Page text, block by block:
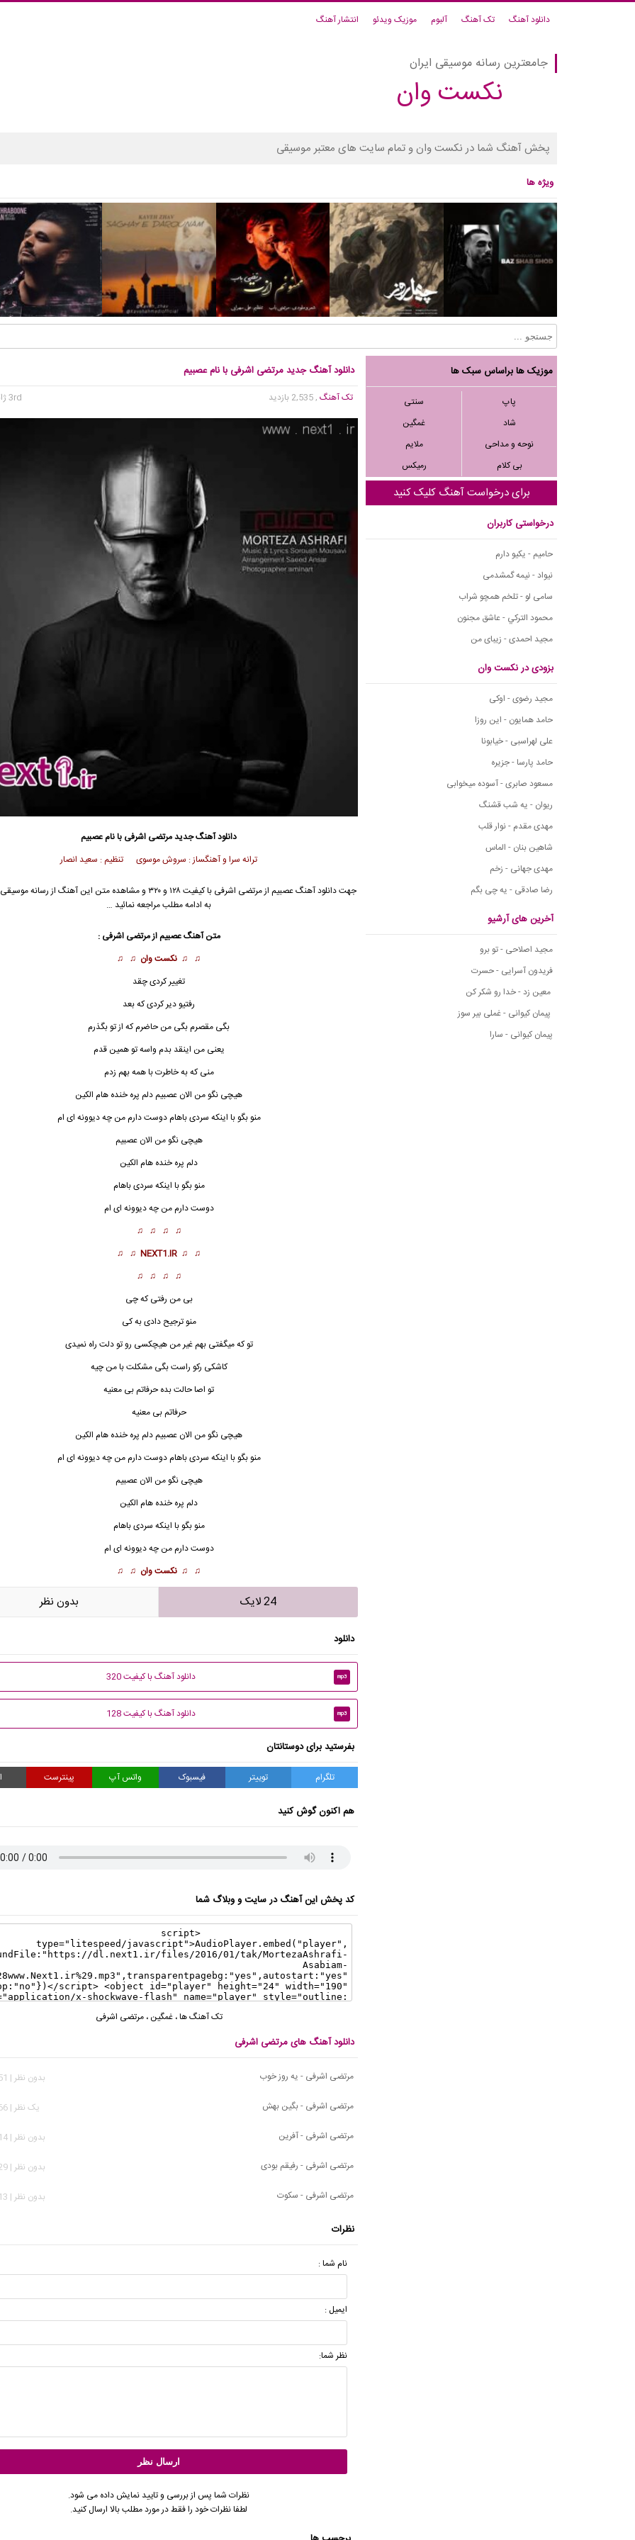
دانلود آهنگ تک آهنگ آلبوم موزیک ویدئو انتشار آهنگ
جامعترین رسانه موسیقی ایران
نکست وان
پخش آهنگ شما در نکست وان و تمام سایت های معتبر موسیقی
ویژه ها
موزیک ها براساس سبک ها
پاپ
سنتی
شاد
غمگین
نوحه و مداحی
ملایم
بی کلام
رمیکس
برای درخواست آهنگ کلیک کنید
درخواستی کاربران
حامیم - یکیو دارم
نیواد - نیمه گمشدمی
سامی لو - تلخم همچو شراب
محمود التركي - عاشق مجنون
مجید احمدی - زیبای من
بزودی در نکست وان
مجید رضوی - اوکی
حامد همایون - این روزا
علی لهراسبی - خیابونا
حامد پارسا - جزیره
مسعود صابری - آسوده میخوابی
ریوان - یه شب قشنگ
مهدی مقدم - نوار قلب
شاهین بنان - الماس
مهدی جهانی - زخم
رضا صادقی - یه چی بگم
آخرین های آرشیو
مجید اصلاحی - تو برو
فریدون آسرایی - حسرت
معین زد - خدا رو شکر کن
پیمان کیوانی - غملی بیر سوز
پیمان کیوانی - سارا
دانلود آهنگ جدید مرتضی اشرفی با نام عصبیم
تک آهنگ, 2,535 بازدید 3rd ژانویه 2016
دانلود آهنگ جدیدمرتضی اشرفی با نام عصبیم
ترانه سرا و آهنگساز : سروش موسوی تنظیم : سعید انصار
جهت دانلود آهنگ عصبیم ازمرتضی اشرفی
با کیفیت ۱۲۸ و ۳۲۰ و مشاهده متن این آهنگ از رسانه
به ادامه مطلب مراجعه نمائید …
متن آهنگ عصبیم ازمرتضی اشرفی :
♫ ♫ نکست وان ♫ ♫
تغییر کردی چقد
رفتیو دیر کردی که بعد
بگی مقصرم بگی من حاضرم که از تو بگذرم
یعنی من اینقد بدم واسه تو همین قدم
منی که به خاطرت با همه بهم زدم
هیچی نگو من الان عصبیم دلم پره خنده هام الکین
منو بگو با اینکه سردی باهام دوست دارم من چه دیوونه ای ام
هیچی نگو من الان عصبیم
دلم پره خنده هام الکین
منو بگو با اینکه سردی باهام
دوست دارم من چه دیوونه ای ام
♫ ♫ ♫ ♫
♫ ♫
NEXT1.IR
♫ ♫
♫ ♫ ♫ ♫
بی من رفتی که چی
منو ترجیح دادی به کی
تو که میگفتی بهم غیر من هیچکسی رو تو دلت راه نمیدی
کاشکی رکو راست بگی مشکلت با من چیه
تو اصا حالت بده حرفاتم بی معنیه
حرفاتم بی معنیه
هیچی نگو من الان عصبیم دلم پره خنده هام الکین
منو بگو با اینکه سردی باهام دوست دارم من چه دیوونه ای ام
هیچی نگو من الان عصبیم
دلم پره خنده هام الکین
منو بگو با اینکه سردی باهام
دوست دارم من چه دیوونه ای ام
♫ ♫ نکست وان ♫ ♫
24 لایک بدون نظر
دانلود
mp3 دانلود آهنگ با کیفیت 320
mp3 دانلود آهنگ با کیفیت 128
بفرستید برای دوستانتان
تلگرام توییتر فیسبوک واتس آپ پینترست
هم اکنون گوش کنید
کد پخش این آهنگ در سایت و وبلاگ شما
تک آهنگ ها،غمگین ،مرتضی اشرفی
دانلود آهنگ های مرتضی اشرفی
مرتضی اشرفی - یه روز خوب
بدون نظر | 2,651 بازدید
مرتضی اشرفی - بگین بهش
يک نظر | 5,266 بازدید
مرتضی اشرفی - آفرین
بدون نظر | 1,914 بازدید
مرتضی اشرفی - رفیقم بودی
بدون نظر | 3,629 بازدید
مرتضی اشرفی - سکوت
بدون نظر | 2,213 بازدید
نظرات
نام شما :
ایمیل :
نظر شما:
نظرات شما پس از بررسی و تایید نمایش داده می شود.
لطفا نظرات خود را فقط در مورد مطلب بالا ارسال کنید.